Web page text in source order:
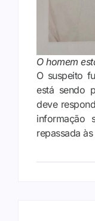
O homem
O suspeito
está sendo
deve
informação
repassada